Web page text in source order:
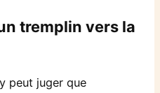
tremplin vers la
peut juger que